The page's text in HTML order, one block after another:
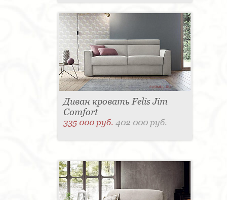
Диван кровать Felis Jim
Comfort
335 000 руб.402 000 руб.